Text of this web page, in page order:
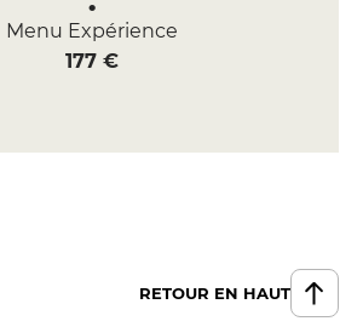
Menu Expérience
177 €
RETOUR EN HAUT